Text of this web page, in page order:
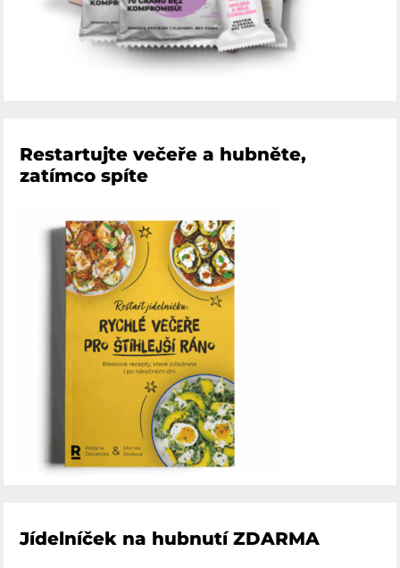
Restartujte večeře a hubněte,
zatímco spíte
Jídelníček na hubnutí ZDARMA